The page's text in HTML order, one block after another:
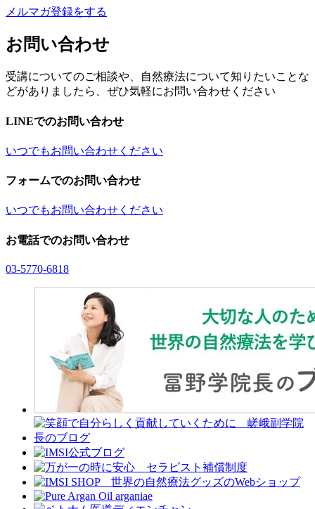
メルマガ登録をする
お問い合わせ
受講についてのご相談や、自然療法について知りたいことな
どがありましたら、ぜひ気軽にお問い合わせください
LINEでのお問い合わせ
いつでもお問い合わせください
フォームでのお問い合わせ
いつでもお問い合わせください
お電話でのお問い合わせ
03-5770-6818